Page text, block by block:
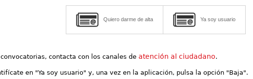
Quiero darme de alta Ya soy usuario
contacta con los canales deatención al ciudadano.
en "Ya soy usuario" y, una vez en la aplicación, pulsa la opción "Baja".